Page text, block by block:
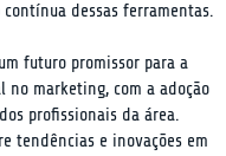
contínua dessas ferramentas.
futuro promissor para a
marketing, com a adoção
profissionais da área.
tendências e inovações em